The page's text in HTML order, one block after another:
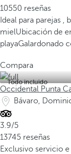
10550 reseñas
Ideal para parejas ,
mielUbicación de
playaGalardonado
Compara
Todo incluido
Occidental Punta
Bávaro,
3.9/5
13745 reseñas
Exclusivo servicio